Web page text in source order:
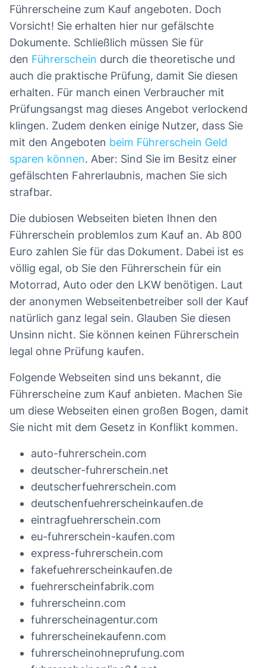
Führerscheine zum Kauf angeboten. Doch
Vorsicht! Sie erhalten hier nur gefälschte
Dokumente. Schließlich müssen Sie für
den Führerschein durch die theoretische und
auch die praktische Prüfung, damit Sie diesen
erhalten. Für manch einen Verbraucher mit
Prüfungsangst mag dieses Angebot verlockend
klingen. Zudem denken einige Nutzer, dass Sie
mit den Angeboten beim Führerschein Geld
sparen können. Aber: Sind Sie im Besitz einer
gefälschten Fahrerlaubnis, machen Sie sich
strafbar.
Die dubiosen Webseiten bieten Ihnen den
Führerschein problemlos zum Kauf an. Ab 800
Euro zahlen Sie für das Dokument. Dabei ist es
völlig egal, ob Sie den Führerschein für ein
Motorrad, Auto oder den LKW benötigen. Laut
der anonymen Webseitenbetreiber soll der Kauf
natürlich ganz legal sein. Glauben Sie diesen
Unsinn nicht. Sie können keinen Führerschein
legal ohne Prüfung kaufen.
Folgende Webseiten sind uns bekannt, die
Führerscheine zum Kauf anbieten. Machen Sie
um diese Webseiten einen großen Bogen, damit
Sie nicht mit dem Gesetz in Konflikt kommen.
auto-fuhrerschein.com
deutscher-fuhrerschein.net
deutscherfuehrerschein.com
deutschenfuehrerscheinkaufen.de
eintragfuehrerschein.com
eu-fuhrerschein-kaufen.com
express-fuhrerschein.com
fakefuehrerscheinkaufen.de
fuehrerscheinfabrik.com
fuhrerscheinn.com
fuhrerscheinagentur.com
fuhrerscheinekaufenn.com
fuhrerscheinohneprufung.com